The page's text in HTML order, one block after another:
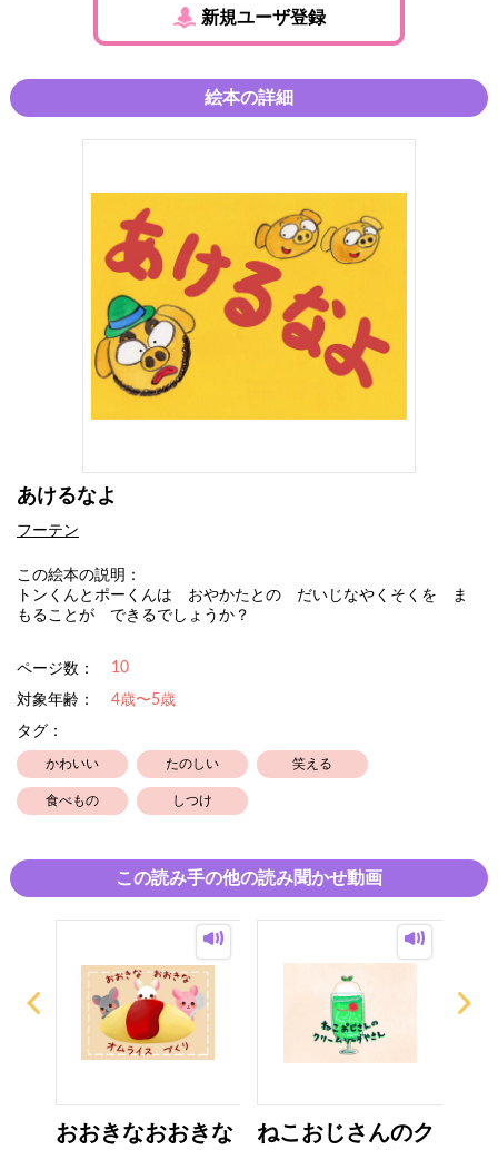
新規ユーザ登録
絵本の詳細
あけるなよ
フーテン
この絵本の説明：
トンくんとポーくんは おやかたとの だいじなやくそくを ま
もることが できるでしょうか？
ページ数： 10
対象年齢：
4歳〜5歳
タグ：
かわいい たのしい 笑える
食べもの しつけ
この読み手の他の読み聞かせ動画
おおきなおおきな
ねこおじさんのク